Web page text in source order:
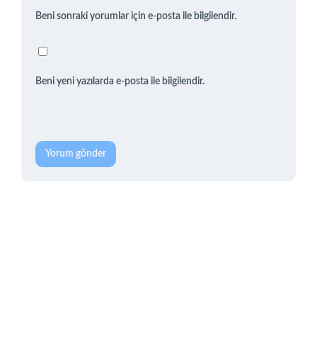
Beni sonraki yorumlar için e-posta ile bilgilendir.
Beni yeni yazılarda e-posta ile bilgilendir.